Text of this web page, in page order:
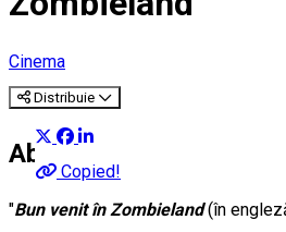
Cinema
Distribuie
Copied!
About
"Bun venit în Zombieland(în